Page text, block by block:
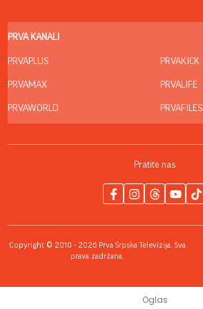
PRVA KANALI
PRVAPLUS
PRVAMAX
PRVAWORLD
PRVAKICK
PRVALIFE
PRVAFILES
Pratite nas
Copyright © 2010 - 2026 Prva Srpska Televizija. Sva
prava zadržana.